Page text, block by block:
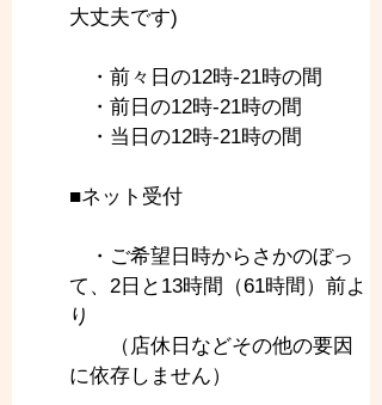
大丈夫です)
・前々日の12時-21時の間
・前日の12時-21時の間
・当日の12時-21時の間
■ネット受付
・ご希望日時からさかのぼっ
て、2日と13時間（61時間）前よ
り
（店休日などその他の要因
に依存しません）